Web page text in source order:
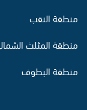
منطقة النقب
منطقة المثلث
منطقة البطوف